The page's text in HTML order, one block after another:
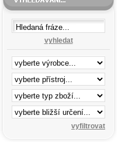
vyhledat